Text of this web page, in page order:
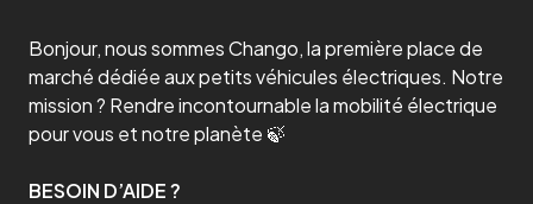
Bonjour, nous sommes Chango, la première place de
marché dédiée aux petits véhicules électriques. Notre
mission ? Rendre incontournable la mobilité électrique
pour vous et notre planète 🍃
BESOIN D’AIDE ?